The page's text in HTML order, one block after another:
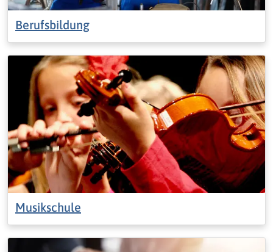
Berufsbildung
Musikschule